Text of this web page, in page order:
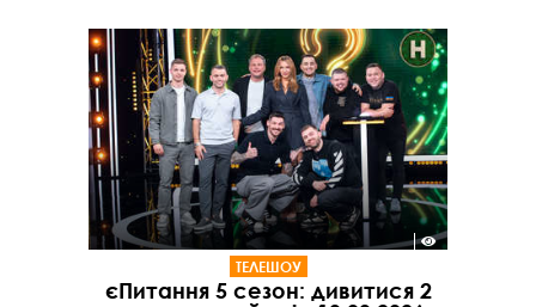
ТЕЛЕШОУ
єПитання 5 сезон: дивитися 2